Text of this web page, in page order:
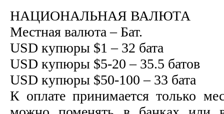
НАЦИОНАЛЬНАЯ ВАЛЮТА
Местная валюта – Бат.
USD купюры $1 – 32 бата
USD купюры $5-20 – 35.5 батов
USD купюры $50-100 – 33 бата
К оплате принимается только